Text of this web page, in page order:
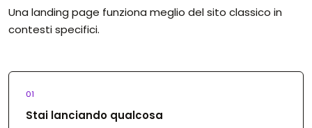
Una landing page funziona meglio del sito classico in
contesti specifici.
01
Stai lanciando qualcosa